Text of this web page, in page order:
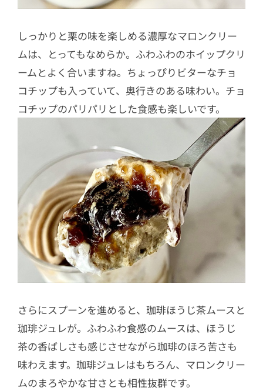
しっかりと栗の味を楽しめる濃厚なマロンクリー
ムは、とってもなめらか。ふわふわのホイップクリ
ームとよく合いますね。ちょっぴりビターなチョ
コチップも入っていて、奥行きのある味わい。チョ
コチップのパリパリとした食感も楽しいです。
さらにスプーンを進めると、珈琲ほうじ茶ムースと
珈琲ジュレが。ふわふわ食感のムースは、ほうじ
茶の香ばしさも感じさせながら珈琲のほろ苦さも
味わえます。珈琲ジュレはもちろん、マロンクリー
ムのまろやかな甘さとも相性抜群です。